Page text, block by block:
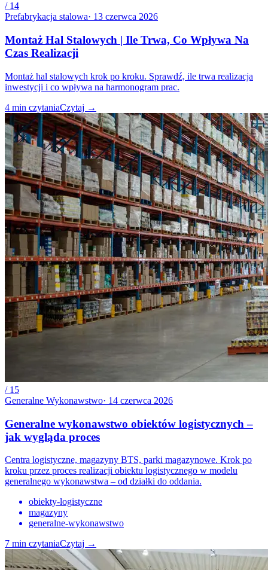
/ 14
Prefabrykacja stalowa· 13 czerwca 2026
Montaż Hal Stalowych | Ile Trwa, Co Wpływa Na
Czas Realizacji
Montaż hal stalowych krok po kroku. Sprawdź, ile trwa realizacja
inwestycji i co wpływa na harmonogram prac.
4 min czytaniaCzytaj →
/ 15
Generalne Wykonawstwo· 14 czerwca 2026
Generalne wykonawstwo obiektów logistycznych –
jak wygląda proces
Centra logistyczne, magazyny BTS, parki magazynowe. Krok po
kroku przez proces realizacji obiektu logistycznego w modelu
generalnego wykonawstwa – od działki do oddania.
obiekty-logistyczne
magazyny
generalne-wykonawstwo
7 min czytaniaCzytaj →